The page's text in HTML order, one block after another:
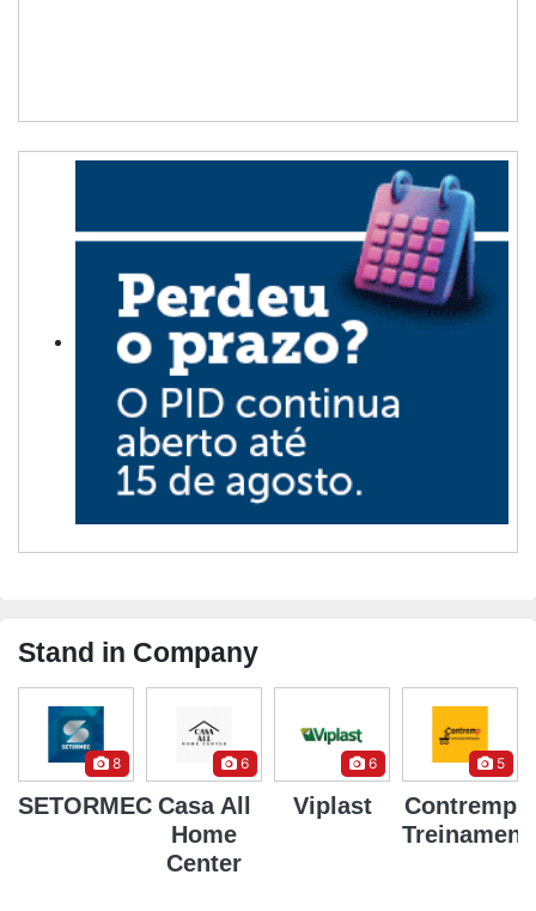
Stand in Company
8
SETORMEC
6
Casa All
Home
Center
6
Viplast
5
Contremp